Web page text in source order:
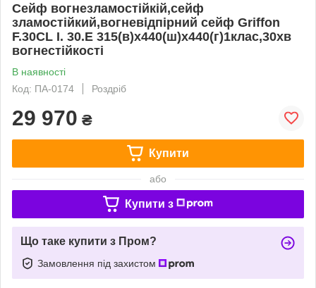
Сейф вогнезламостійкій,сейф
зламостійкий,вогневідпірний сейф Griffon
F.30CL I. 30.E 315(в)х440(ш)х440(г)1клас,30хв
вогнестійкості
В наявності
Код: ПА-0174
Роздріб
29 970 ₴
Купити
або
Купити з
Що таке купити з Пром?
Замовлення під захистом